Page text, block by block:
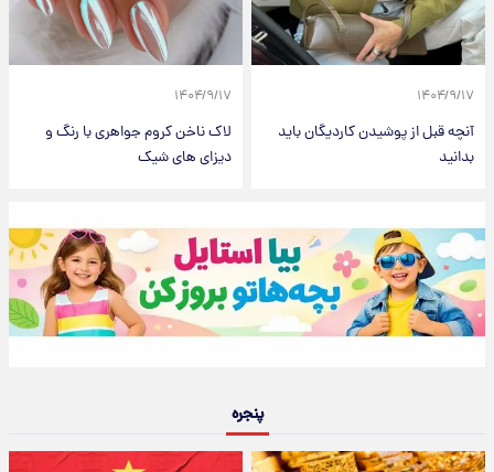
۱۴۰۴/۹/۱۷
آنچه قبل از پوشیدن کاردیگان باید
بدانید
۱۴۰۴/۹/۱۷
لاک ناخن کروم جواهری با رنگ و
دیزای های شیک
پنجره